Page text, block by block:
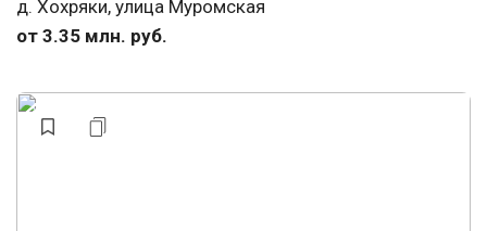
д. Хохряки, улица Муромская
от 3.35 млн. руб.